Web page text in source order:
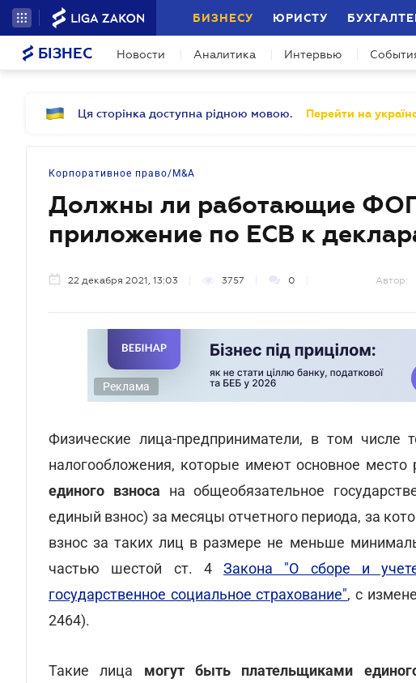
БИЗНЕСУ ЮРИСТУ
БІЗНЕС Новости Аналитика Интервью
Ця сторінка доступна рідною мовою. Перейти на
Корпоративное право/M&A
Должны ли работающие
приложение по ЕСВ к
22 декабря 2021, 13:03 3757 0 Автор:
Реклама
Физические лица-предприниматели, в том числе
налогообложения, которые имеют основное место
единого взноса на общеобязательное
единый взнос) за месяцы отчетного периода, за
взнос за таких лиц в размере не меньше
частью шестой ст. 4 Закона "О сборе и
государственное социальное страхование", с
2464).
Такие лица могут быть плательщиками